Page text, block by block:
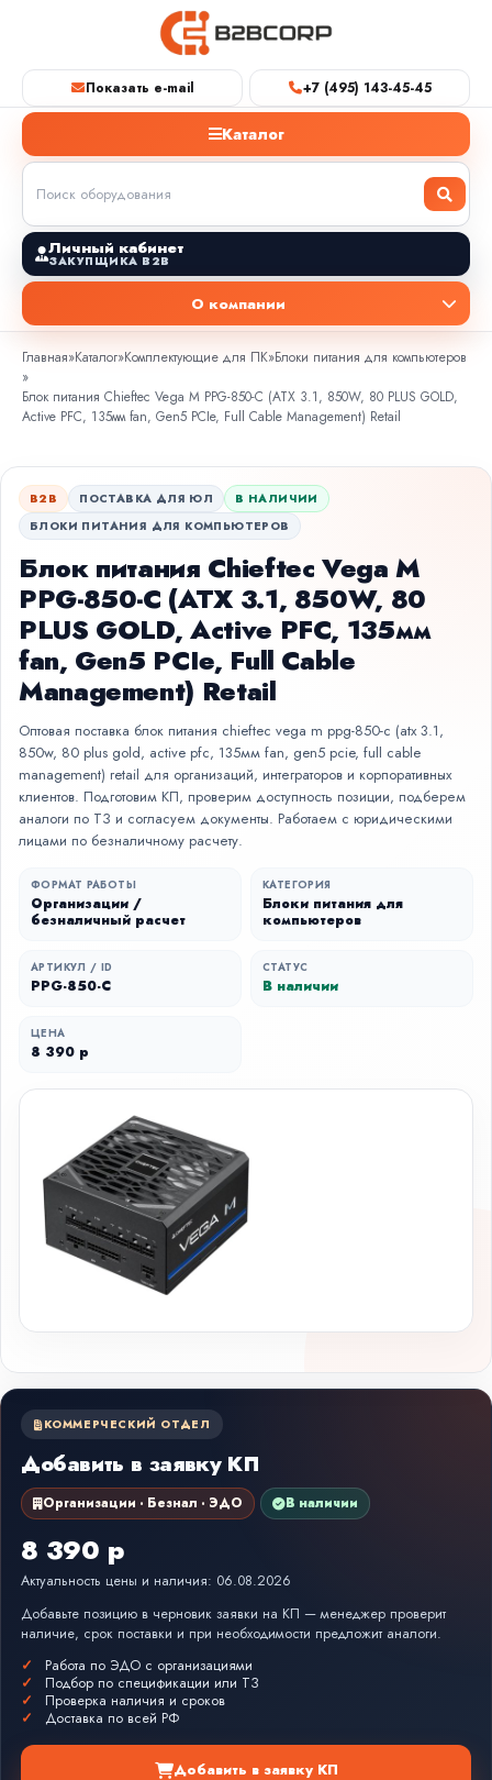
Показать e-mail +7 (495) 143-45-45
Каталог
Личный кабинет
ЗАКУПЩИКА B2B
О компании
Главная»Каталог»Комплектующие для ПК»Блоки питания для компьютеров
»
Блок питания Chieftec Vega M PPG-850-C (ATX 3.1, 850W, 80 PLUS GOLD,
Active PFC, 135мм fan, Gen5 PCIe, Full Cable Management) Retail
B2B ПОСТАВКА ДЛЯ ЮЛ
В НАЛИЧИИ
БЛОКИ ПИТАНИЯ ДЛЯ КОМПЬЮТЕРОВ
Блок питания Chieftec Vega M
PPG-850-C (ATX 3.1, 850W, 80
PLUS GOLD, Active PFC, 135мм
fan, Gen5 PCIe, Full Cable
Management) Retail
Оптовая поставка блок питания chieftec vega m ppg-850-c (atx 3.1,
850w, 80 plus gold, active pfc, 135мм fan, gen5 pcie, full cable
management) retail для организаций, интеграторов и корпоративных
клиентов. Подготовим КП, проверим доступность позиции, подберем
аналоги по ТЗ и согласуем документы. Работаем с юридическими
лицами по безналичному расчету.
ФОРМАТ РАБОТЫ
Организации /
безналичный расчет
КАТЕГОРИЯ
Блоки питания для
компьютеров
АРТИКУЛ / ID
PPG-850-C
СТАТУС
В наличии
ЦЕНА
8 390 р
КОММЕРЧЕСКИЙ ОТДЕЛ
Добавить в заявку КП
Организации · Безнал · ЭДО В наличии
8 390 р
Актуальность цены и наличия: 06.08.2026
Добавьте позицию в черновик заявки на КП — менеджер проверит
наличие, срок поставки и при необходимости предложит аналоги.
Работа по ЭДО с организациями
Подбор по спецификации или ТЗ
Проверка наличия и сроков
Доставка по всей РФ
Добавить в заявку КП